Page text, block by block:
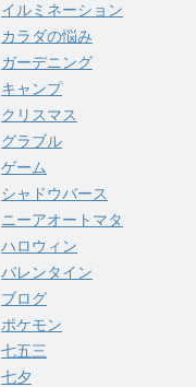
イルミネーション
カラダの悩み
ガーデニング
キャンプ
クリスマス
グラブル
ゲーム
シャドウバース
ニーアオートマタ
ハロウィン
バレンタイン
ブログ
ポケモン
七五三
七夕